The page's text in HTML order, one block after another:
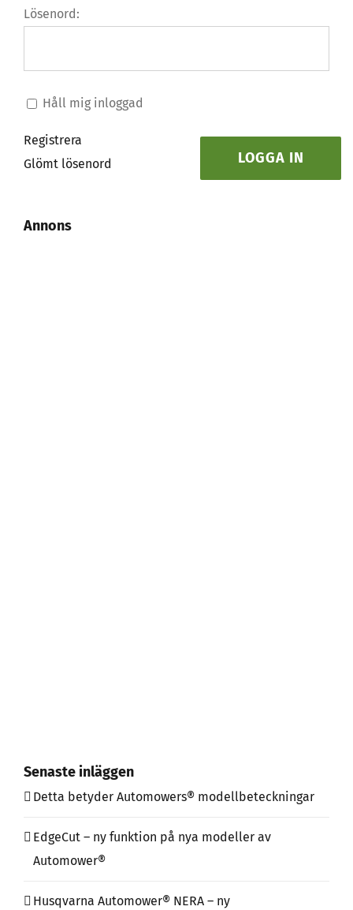
Lösenord:
Håll mig inloggad
LOGGA IN
Registrera
Glömt lösenord
Annons
Senaste inläggen
Detta betyder Automowers® modellbeteckningar
EdgeCut – ny funktion på nya modeller av
Automower®
Husqvarna Automower® NERA – ny